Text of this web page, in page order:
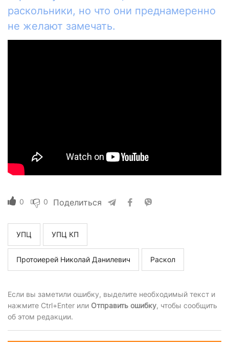
раскольники, но что они преднамеренно
не желают замечать.
0 0 Поделиться
УПЦ УПЦ КП
Протоиерей Николай Данилевич Раскол
Если вы заметили ошибку, выделите необходимый текст и
нажмите Ctrl+Enter или Отправить ошибку, чтобы сообщить
об этом редакции.